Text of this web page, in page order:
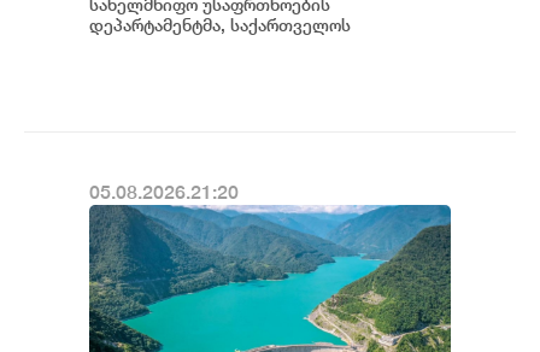
გამოძიება დაიწყო
სახელმწიფო უსაფრთხოების
დეპარტამენტმა, საქართველოს
05.08.2026.21:20